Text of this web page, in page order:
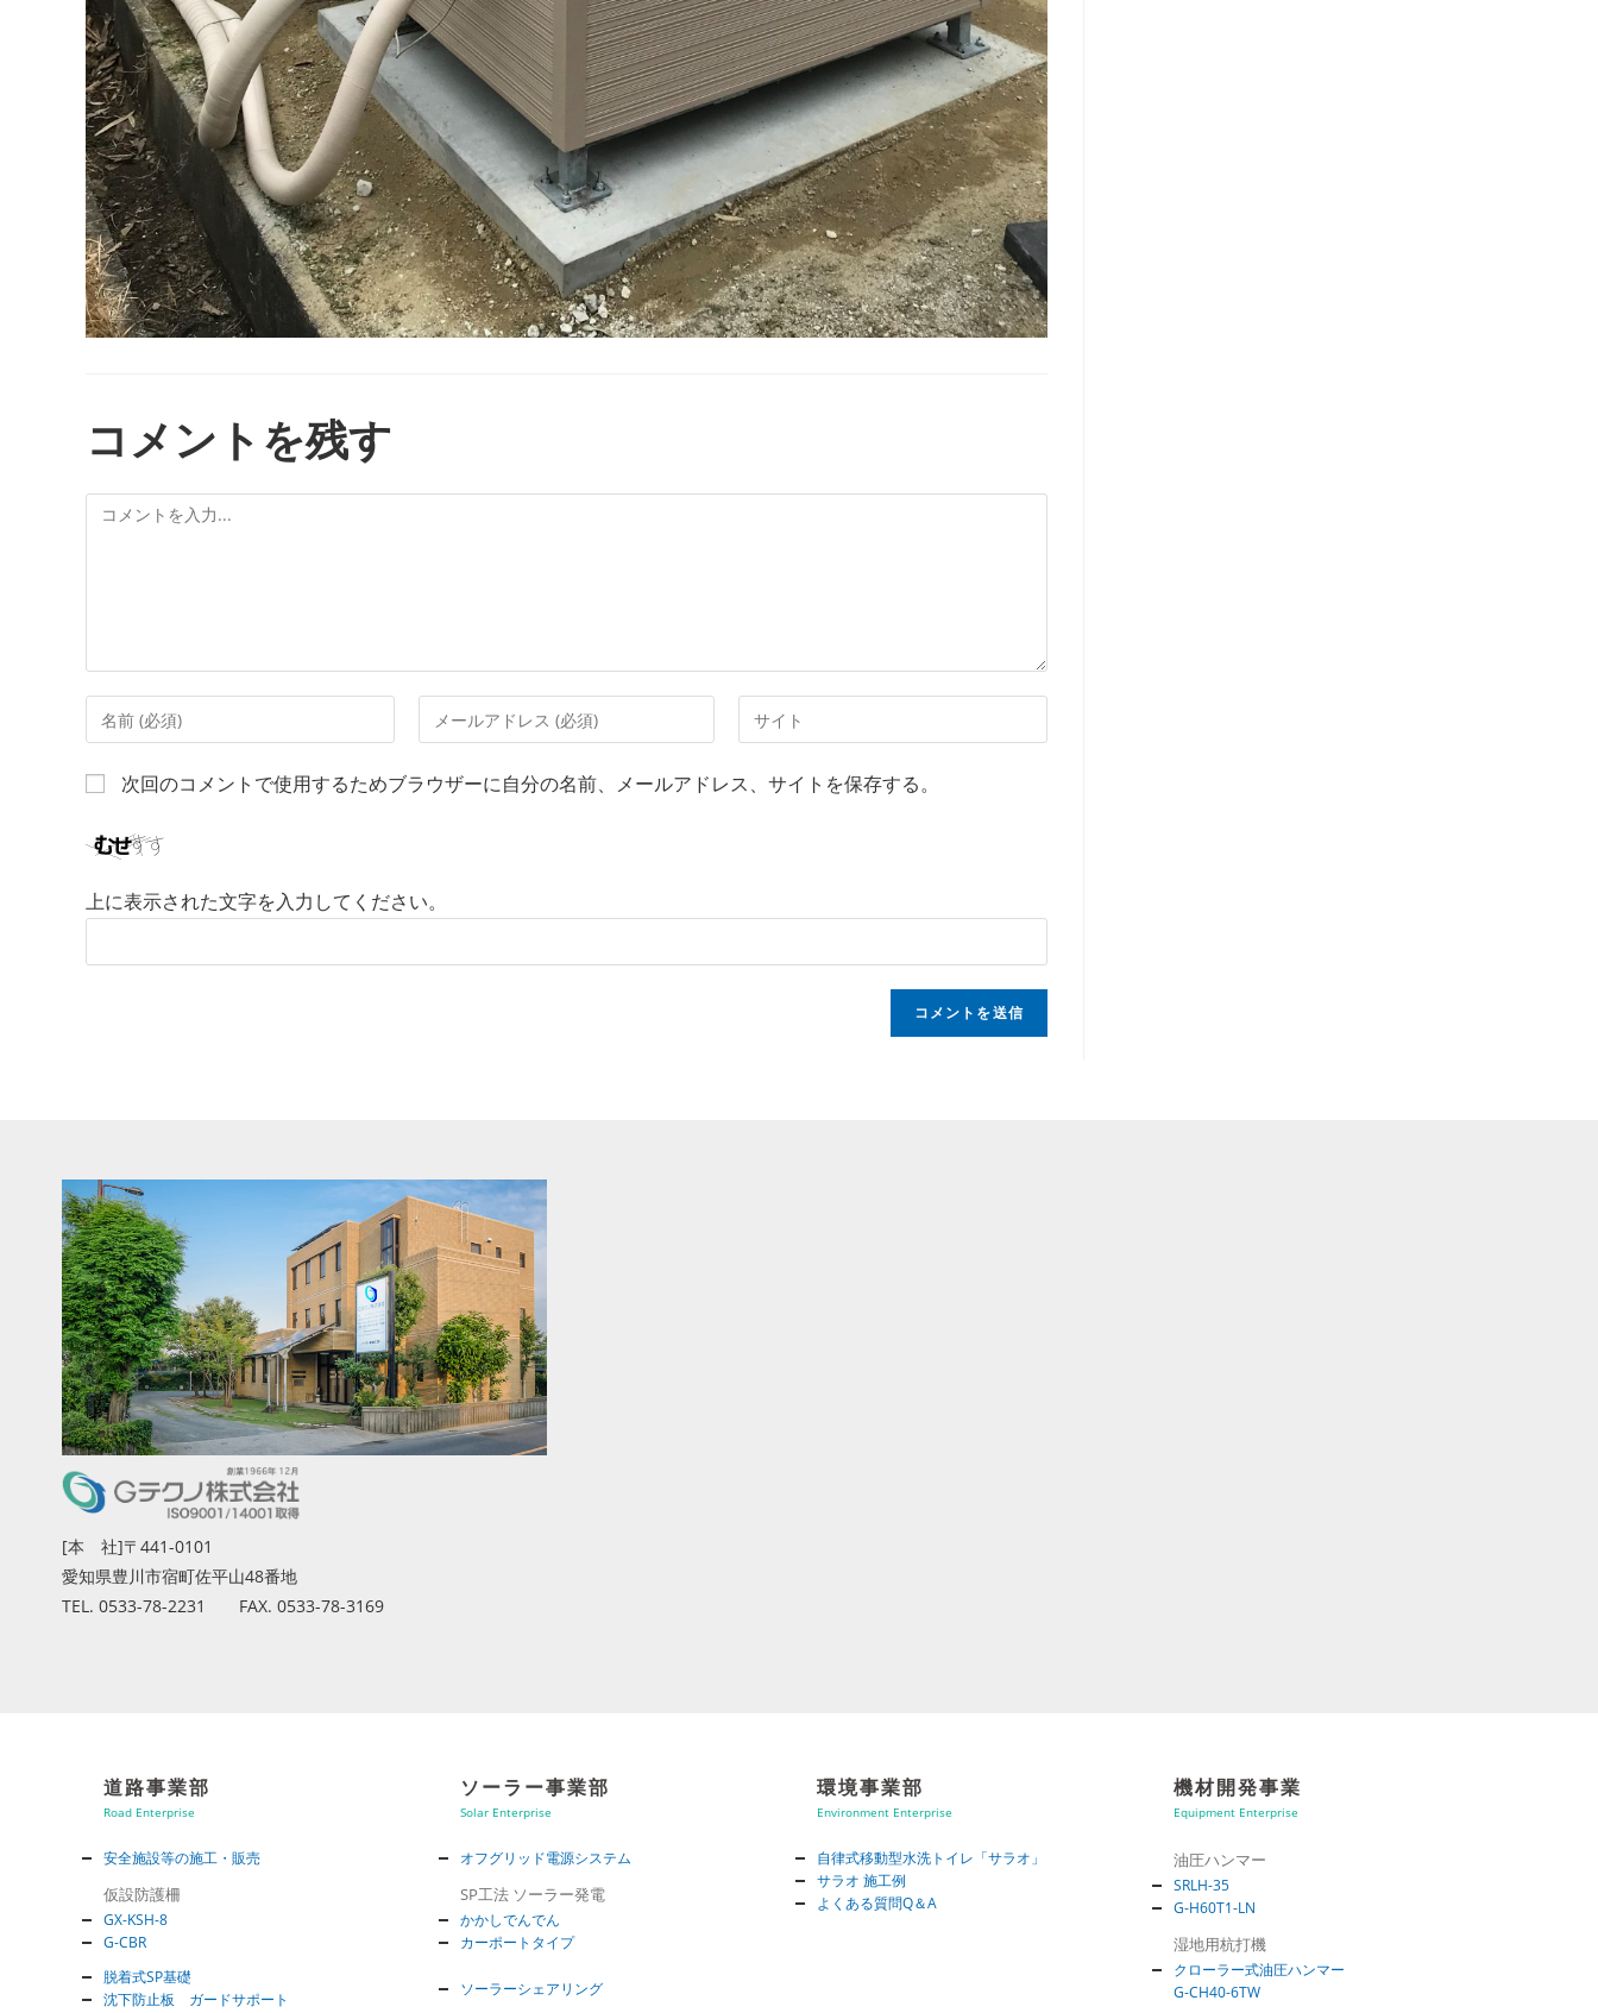
コメントを残す
次回のコメントで使用するためブラウザーに自分の名前、メールアドレス、サイトを保存する。
上に表示された文字を入力してください。
[本 社]〒441-0101
愛知県豊川市宿町佐平山48番地
TEL. 0533-78-2231 FAX. 0533-78-3169
道路事業部
Road Enterprise
安全施設等の施工・販売
仮設防護柵
GX-KSH-8
G-CBR
脱着式SP基礎
沈下防止板 ガードサポート
ソーラー事業部
Solar Enterprise
オフグリッド電源システム
SP工法 ソーラー発電
かかしでんでん
カーポートタイプ
ソーラーシェアリング
環境事業部
Environment Enterprise
自律式移動型水洗トイレ「サラオ」
サラオ 施工例
よくある質問Q＆A
機材開発事業
Equipment Enterprise
油圧ハンマー
SRLH-35
G-H60T1-LN
湿地用杭打機
クローラー式油圧ハンマー
G-CH40-6TW